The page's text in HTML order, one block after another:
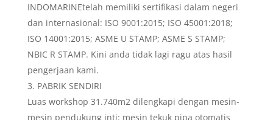
INDOMARINEtelah memiliki sertifikasi dalam negeri
dan internasional: ISO 9001:2015; ISO 45001:2018;
ISO 14001:2015; ASME U STAMP; ASME S STAMP;
NBIC R STAMP. Kini anda tidak lagi ragu atas hasil
pengerjaan kami.
PABRIK SENDIRI
Luas workshop 31.740m2 dilengkapi dengan mesin-
mesin pendukung inti: mesin tekuk pipa otomatis